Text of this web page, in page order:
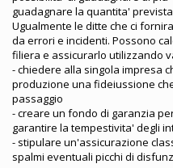
guadagnare la quantita'
Ugualmente le ditte che ci
da errori e incidenti. Possono
filiera e assicurarlo utilizzando
- chiedere alla singola impresa
produzione una fideiussione
passaggio
- creare un fondo di garanzia
garantire la tempestivita' degli
- stipulare un'assicurazione
spalmi eventuali picchi di